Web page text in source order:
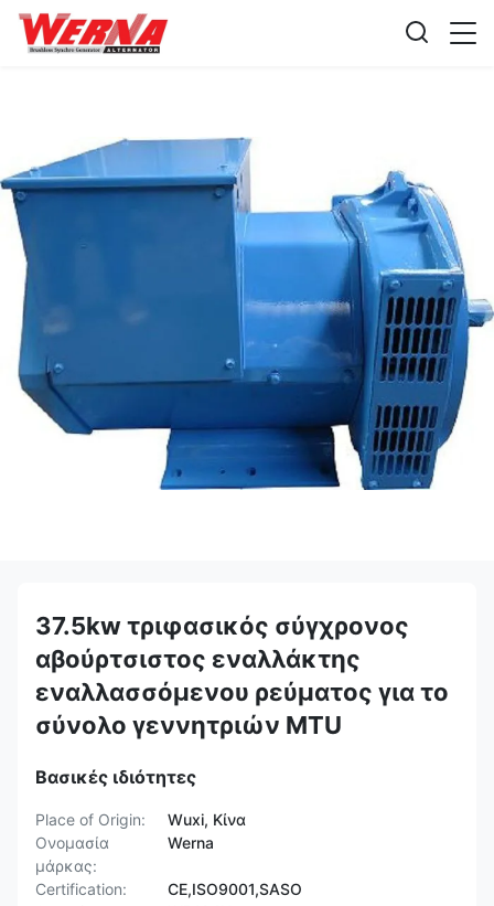
37.5kw τριφασικός σύγχρονος
αβούρτσιστος εναλλάκτης
εναλλασσόμενου ρεύματος για το
σύνολο γεννητριών MTU
Βασικές ιδιότητες
Place of Origin:
Wuxi, Κίνα
Ονομασία
μάρκας:
Werna
Certification:
CE,ISO9001,SASO